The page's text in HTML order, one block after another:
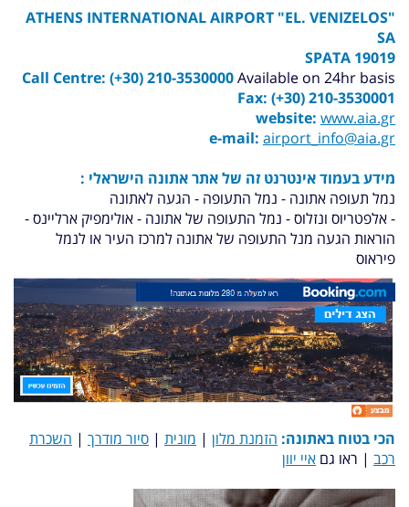
ATHENS INTERNATIONAL AIRPORT "EL. VENIZELOS"
SA
SPATA 19019
Call Centre: (+30) 210-3530000Available on 24hr basis
Fax: (+30) 210-3530001
website: www.aia.gr
e-mail: airport_info@aia.gr
מידע בעמוד אינטרנט זה של אתר אתונה הישראלי :
נמל תעופה אתונה - נמל התעופה - הגעה לאתונה
- אלפטריוס ונזלוס - נמל התעופה של אתונה - אולימפיק ארליינס -
הוראות הגעה מנל התעופה של אתונה למרכז העיר או לנמל
פיראוס
הכי בטוח באתונה: הזמנת מלון | מונית | סיור מודרך | השכרת
רכב | ראו גם איי יוון